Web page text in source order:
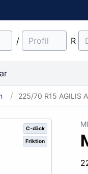
/ R
Lantbruk
225/70 R15 AGILIS
C-däck
Friktion